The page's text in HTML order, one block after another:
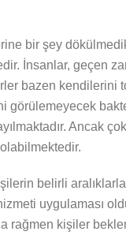
bir şey
İnsanlar, geçen
bazen kendilerini
görülemeyecek
Ancak
belirli aralıklarla
uygulaması
rağmen kişiler